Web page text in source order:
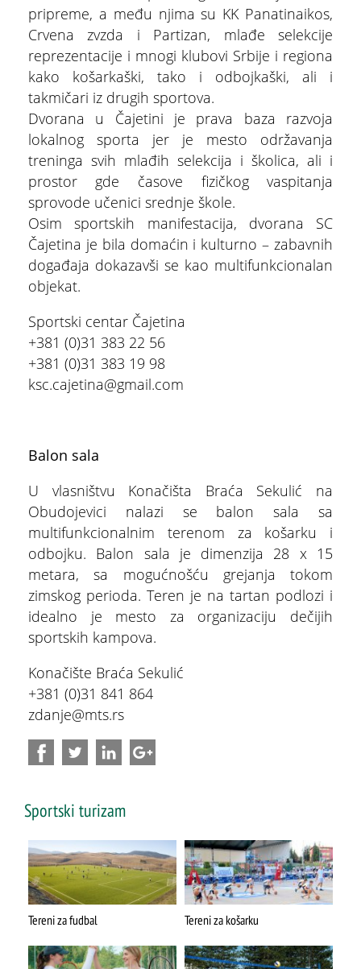
pripreme, a među njima su KK Panatinaikos,
Crvena zvzda i Partizan, mlađe selekcije
reprezentacije i mnogi klubovi Srbije i regiona
kako košarkaški, tako i odbojkaški, ali i
takmičari iz drugih sportova.
Dvorana u Čajetini je prava baza razvoja
lokalnog sporta jer je mesto održavanja
treninga svih mlađih selekcija i školica, ali i
prostor gde časove fizičkog vaspitanja
sprovode učenici srednje škole.
Osim sportskih manifestacija, dvorana SC
Čajetina je bila domaćin i kulturno – zabavnih
događaja dokazavši se kao multifunkcionalan
objekat.
Sportski centar Čajetina
+381 (0)31 383 22 56
+381 (0)31 383 19 98
ksc.cajetina@gmail.com
Balon sala
U vlasništvu Konačišta Braća Sekulić na
Obudojevici nalazi se balon sala sa
multifunkcionalnim terenom za košarku i
odbojku. Balon sala je dimenzija 28 x 15
metara, sa mogućnošću grejanja tokom
zimskog perioda. Teren je na tartan podlozi i
idealno je mesto za organizaciju dečijih
sportskih kampova.
Konačište Braća Sekulić
+381 (0)31 841 864
zdanje@mts.rs
Sportski turizam
Tereni za fudbal Tereni za košarku
ŠTA
VIDETI FEATURED
Stopića pećina